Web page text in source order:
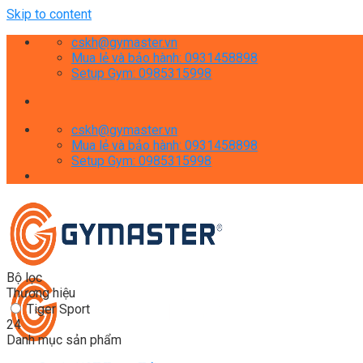
Skip to content
cskh@gymaster.vn
Mua lẻ và bảo hành: 0931458898
Setup Gym: 0985315998
cskh@gymaster.vn
Mua lẻ và bảo hành: 0931458898
Setup Gym: 0985315998
Bộ lọc
Thương hiệu
Tiger Sport
24
Danh mục sản phẩm